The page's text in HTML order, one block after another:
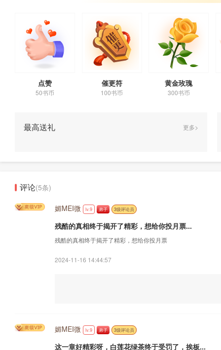
点赞
50书币
催更符
100书币
黄金玫瑰
300书币
最高送礼 更多>
评论(5条)
媚MEI微 lv.9 弟子 3级评论员
残酷的真相终于揭开了精彩，想给你投月票...
残酷的真相终于揭开了精彩，想给你投月票
2024-11-16 14:44:57
媚MEI微 lv.9 弟子 3级评论员
这一章好精彩呀，白莲花绿茶终于受罚了，挨板...